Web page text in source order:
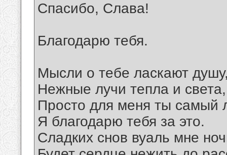
Спасибо, Слава!
Благодарю тебя.
Мысли о тебе ласкают
Нежные лучи тепла и света,
Просто для меня ты самый
Я благодарю тебя за это.
Сладких снов вуаль мне